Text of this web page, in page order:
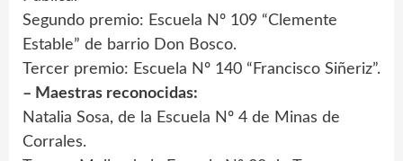
Segundo premio: Escuela Nº 109 “Clemente
Estable” de barrio Don Bosco.
Tercer premio: Escuela Nº 140 “Francisco Siñeriz”.
– Maestras reconocidas:
Natalia Sosa, de la Escuela Nº 4 de Minas de
Corrales.